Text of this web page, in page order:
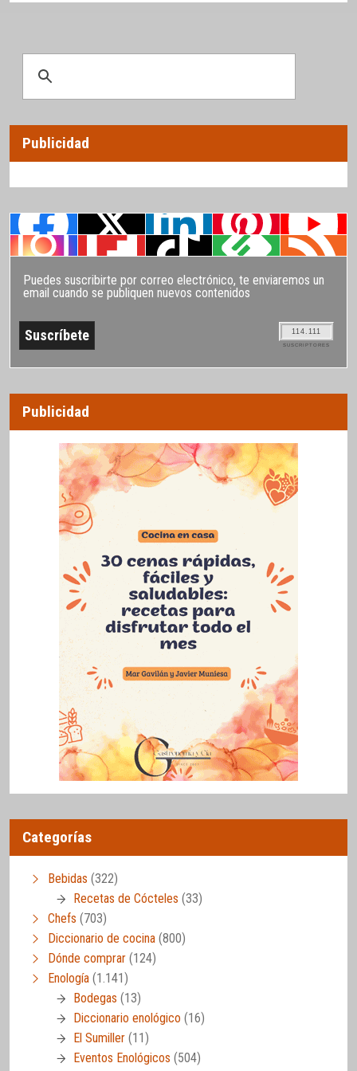
Publicidad
Puedes suscribirte por correo electrónico, te enviaremos un
email cuando se publiquen nuevos contenidos
114.111
SUSCRIPTORES
Publicidad
Categorías
Bebidas (322)
Recetas de Cócteles (33)
Chefs (703)
Diccionario de cocina (800)
Dónde comprar (124)
Enología (1.141)
Bodegas (13)
Diccionario enológico (16)
El Sumiller (11)
Eventos Enológicos (504)